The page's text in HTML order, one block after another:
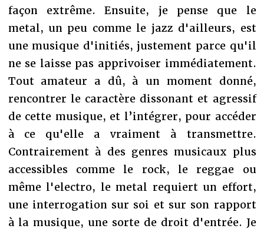
façon extrême. Ensuite, je pense que le
metal, un peu comme le jazz d'ailleurs, est
une musique d'initiés, justement parce qu'il
ne se laisse pas apprivoiser immédiatement.
Tout amateur a dû, à un moment donné,
rencontrer le caractère dissonant et agressif
de cette musique, et l’intégrer, pour accéder
à ce qu'elle a vraiment à transmettre.
Contrairement à des genres musicaux plus
accessibles comme le rock, le reggae ou
même l'electro, le metal requiert un effort,
une interrogation sur soi et sur son rapport
à la musique, une sorte de droit d'entrée. Je